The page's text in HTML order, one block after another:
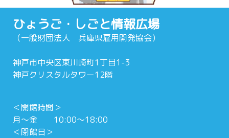
ひょうご・しごと情報広場
（一般財団法人 兵庫県雇用開発協会）
神戸市中央区東川崎町1丁目1-3
神戸クリスタルタワー12階
＜開館時間＞
月～金 10:00～18:00
＜閉館日＞